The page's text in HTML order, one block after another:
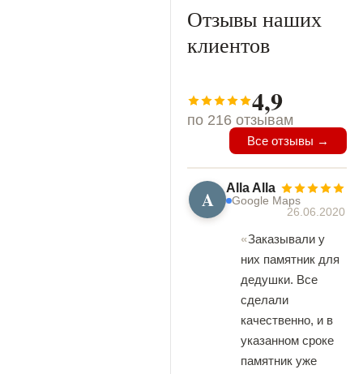
Отзывы наших
клиентов
4,9
по 216 отзывам
Все отзывы →
A Alla Alla
Google Maps
26.06.2020
Заказывали у
них памятник для
дедушки. Все
сделали
качественно, и в
указанном сроке
памятник уже